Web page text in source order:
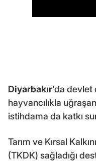
Diyarbakır'da devlet
hayvancılıkla
istihdama da katkı
Tarım ve Kırsal
(TKDK) sağladığı